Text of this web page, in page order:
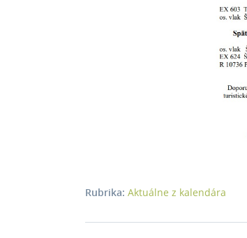
Rubrika: Aktuálne z kalendára